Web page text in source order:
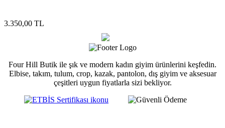
3.350,00 TL
Four Hill Butik ile şık ve modern kadın giyim ürünlerini keşfedin.
Elbise, takım, tulum, crop, kazak, pantolon, dış giyim ve aksesuar
çeşitleri uygun fiyatlarla sizi bekliyor.